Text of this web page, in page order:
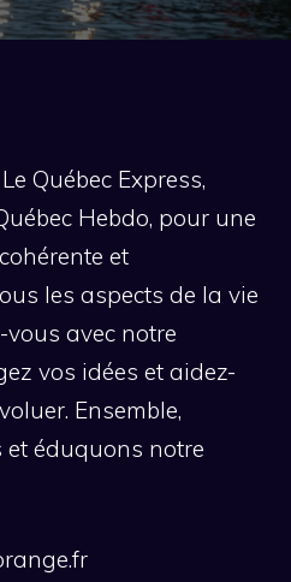
Québec Express,
Hebdo, pour une
et
les aspects de la vie
vous avec notre
vos idées et aidez-
Ensemble,
éduquons notre